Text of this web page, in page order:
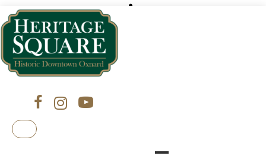
Like us on Facebook (opens in a new tab)
Follow us on Instagram (opens in a new
Subscribe to our channel on
ENGLISH
Actuaciones
De Historia
Viva